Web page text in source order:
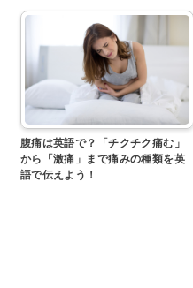
腹痛は英語で？「チクチク痛む」
から「激痛」まで痛みの種類を英
語で伝えよう！